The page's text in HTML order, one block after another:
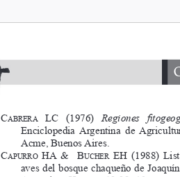
CA B r e r A
   lC
   (1976)
Regiones
Enciclopedia  Argentina  de
Acme, Buenos Aires.
CA P u r r o
  HA  &    B
u C H e r
  eH
(1988)
aves del bosque chaqueño de